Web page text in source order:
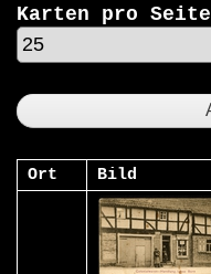
Karten pro Seite
Ort Bild